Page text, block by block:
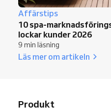
Affärstips
10 spa-
lockar kunder 2026
9 min läsning
Läs mer om artikeln
Produkt